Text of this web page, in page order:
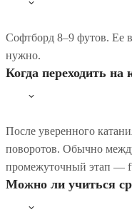
Софтборд 8–9 футов. Ее
нужно.
Когда переходить на
После уверенного
поворотов. Обычно
промежуточный этап —
Можно ли учиться